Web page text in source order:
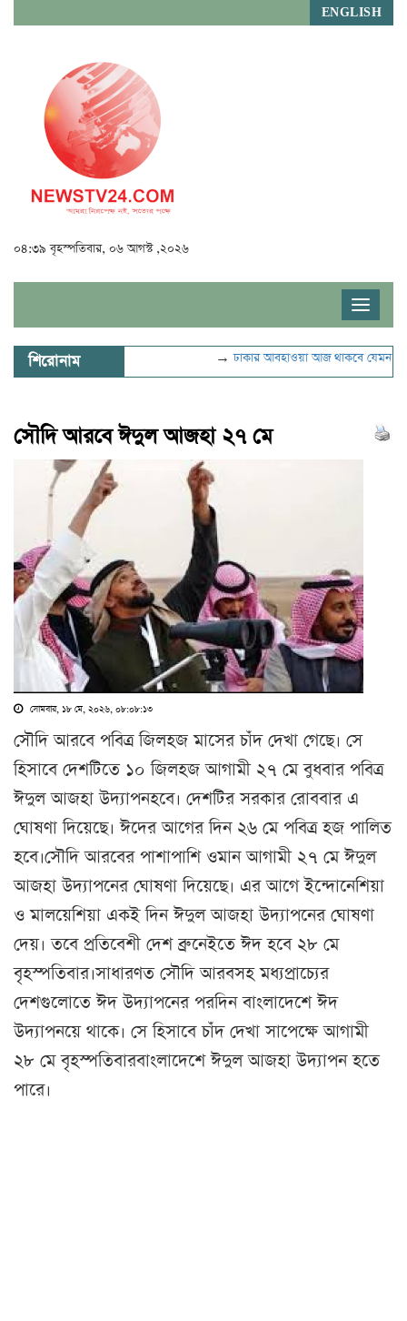
ENGLISH
০৪:৩৯ বৃহস্পতিবার, ০৬ আগস্ট ,২০২৬
Toggle
শিরোনাম →ঢাকার আবহাওয়া আজ থাকবে যেমন→
সৌদি আরবে ঈদুল আজহা ২৭ মে
সোমবার, ১৮ মে, ২০২৬, ০৮:০৮:১৩
সৌদি আরবে পবিত্র জিলহজ মাসের চাঁদ দেখা গেছে। সে
হিসাবে দেশটিতে ১০ জিলহজ আগামী ২৭ মে বুধবার পবিত্র
ঈদুল আজহা উদ্যাপনহবে। দেশটির সরকার রোববার এ
ঘোষণা দিয়েছে। ঈদের আগের দিন ২৬ মে পবিত্র হজ পালিত
হবে।সৌদি আরবের পাশাপাশি ওমান আগামী ২৭ মে ঈদুল
আজহা উদ্যাপনের ঘোষণা দিয়েছে। এর আগে ইন্দোনেশিয়া
ও মালয়েশিয়া একই দিন ঈদুল আজহা উদ্যাপনের ঘোষণা
দেয়। তবে প্রতিবেশী দেশ ব্রুনেইতে ঈদ হবে ২৮ মে
বৃহস্পতিবার।সাধারণত সৌদি আরবসহ মধ্যপ্রাচ্যের
দেশগুলোতে ঈদ উদ্যাপনের পরদিন বাংলাদেশে ঈদ
উদ্যাপনয়ে থাকে। সে হিসাবে চাঁদ দেখা সাপেক্ষে আগামী
২৮ মে বৃহস্পতিবারবাংলাদেশে ঈদুল আজহা উদ্যাপন হতে
পারে।